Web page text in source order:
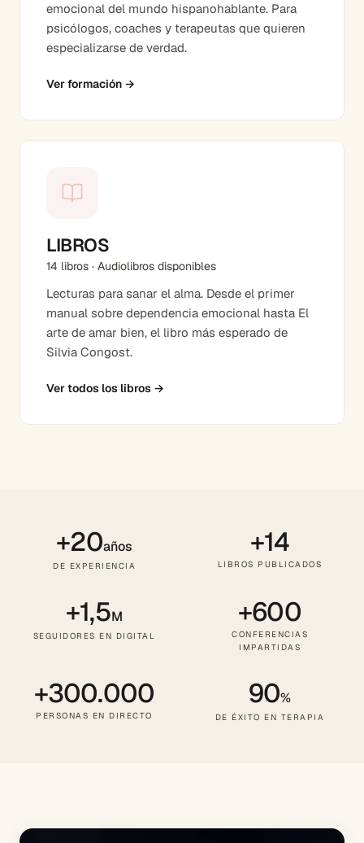
emocional del mundo hispanohablante. Para
psicólogos, coaches y terapeutas que quieren
especializarse de verdad.
Ver formación →
LIBROS
14 libros · Audiolibros disponibles
Lecturas para sanar el alma. Desde el primer
manual sobre dependencia emocional hasta El
arte de amar bien, el libro más esperado de
Silvia Congost.
Ver todos los libros →
+20años
DE EXPERIENCIA
+14
LIBROS PUBLICADOS
+1,5M
SEGUIDORES EN DIGITAL
+600
CONFERENCIAS
IMPARTIDAS
+300.000
PERSONAS EN DIRECTO
90%
DE ÉXITO EN TERAPIA